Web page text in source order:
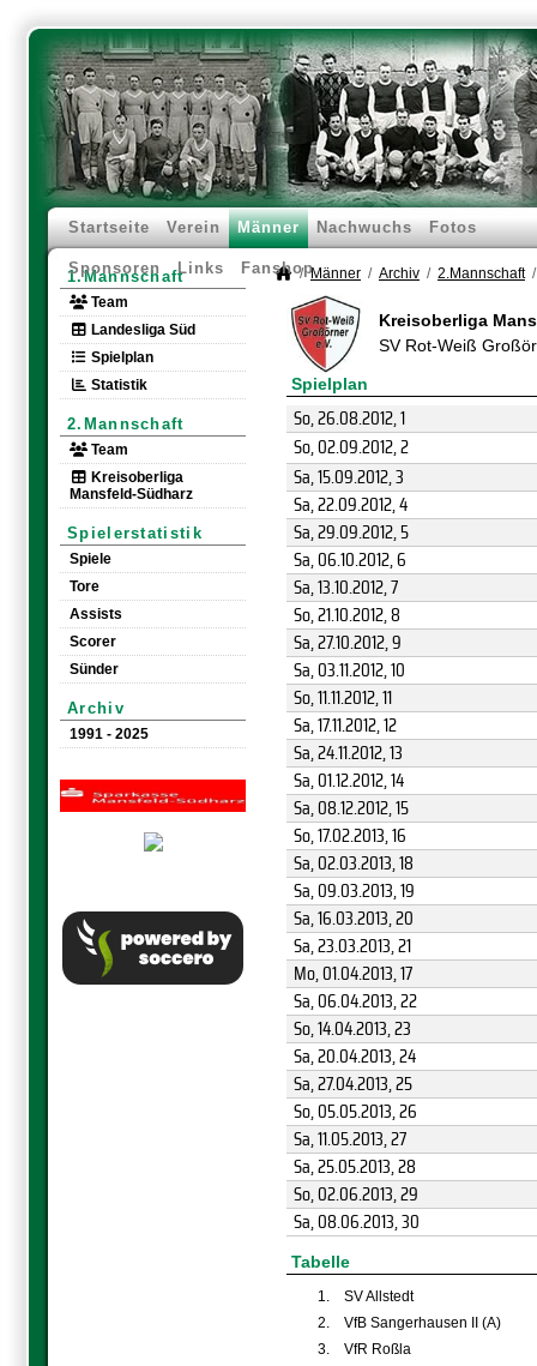
Startseite Verein Männer Nachwuchs Fotos
Sponsoren Links Fanshop
1.Mannschaft
Team
Landesliga Süd
Spielplan
Statistik
2.Mannschaft
Team
Kreisoberliga
Mansfeld-Südharz
Spielerstatistik
Spiele
Tore
Assists
Scorer
Sünder
Archiv
1991 - 2025
Männer Archiv 2.Mannschaft
Kreisoberliga
SV Rot-Weiß
Spielplan
So, 26.08.2012, 1
So, 02.09.2012, 2
Sa, 15.09.2012, 3
Sa, 22.09.2012, 4
Sa, 29.09.2012, 5
Sa, 06.10.2012, 6
Sa, 13.10.2012, 7
So, 21.10.2012, 8
Sa, 27.10.2012, 9
Sa, 03.11.2012, 10
So, 11.11.2012, 11
Sa, 17.11.2012, 12
Sa, 24.11.2012, 13
Sa, 01.12.2012, 14
Sa, 08.12.2012, 15
So, 17.02.2013, 16
Sa, 02.03.2013, 18
Sa, 09.03.2013, 19
Sa, 16.03.2013, 20
Sa, 23.03.2013, 21
Mo, 01.04.2013, 17
Sa, 06.04.2013, 22
So, 14.04.2013, 23
Sa, 20.04.2013, 24
Sa, 27.04.2013, 25
So, 05.05.2013, 26
Sa, 11.05.2013, 27
Sa, 25.05.2013, 28
So, 02.06.2013, 29
Sa, 08.06.2013, 30
Tabelle
1.
SV Allstedt
2.
VfB Sangerhausen II (A)
3.
VfR Roßla